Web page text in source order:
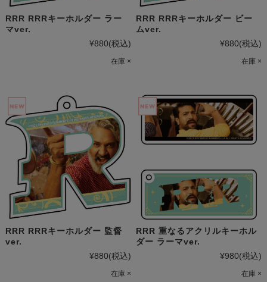
RRR RRRキーホルダー ラー
マver.
¥880(税込)
在庫 ×
RRR RRRキーホルダー ビー
ムver.
¥880(税込)
在庫 ×
RRR RRRキーホルダー 監督
ver.
¥880(税込)
在庫 ×
RRR 重なるアクリルキーホル
ダー ラーマver.
¥980(税込)
在庫 ×